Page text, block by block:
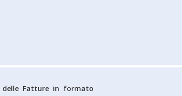
Fatture in formato